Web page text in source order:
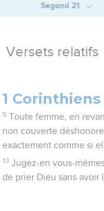
Segond 21
Versets relatifs
1 Corinthiens
5 Toute femme, en
non couverte
exactement comme si
13 Jugez-en vous-
de prier Dieu sans avoir